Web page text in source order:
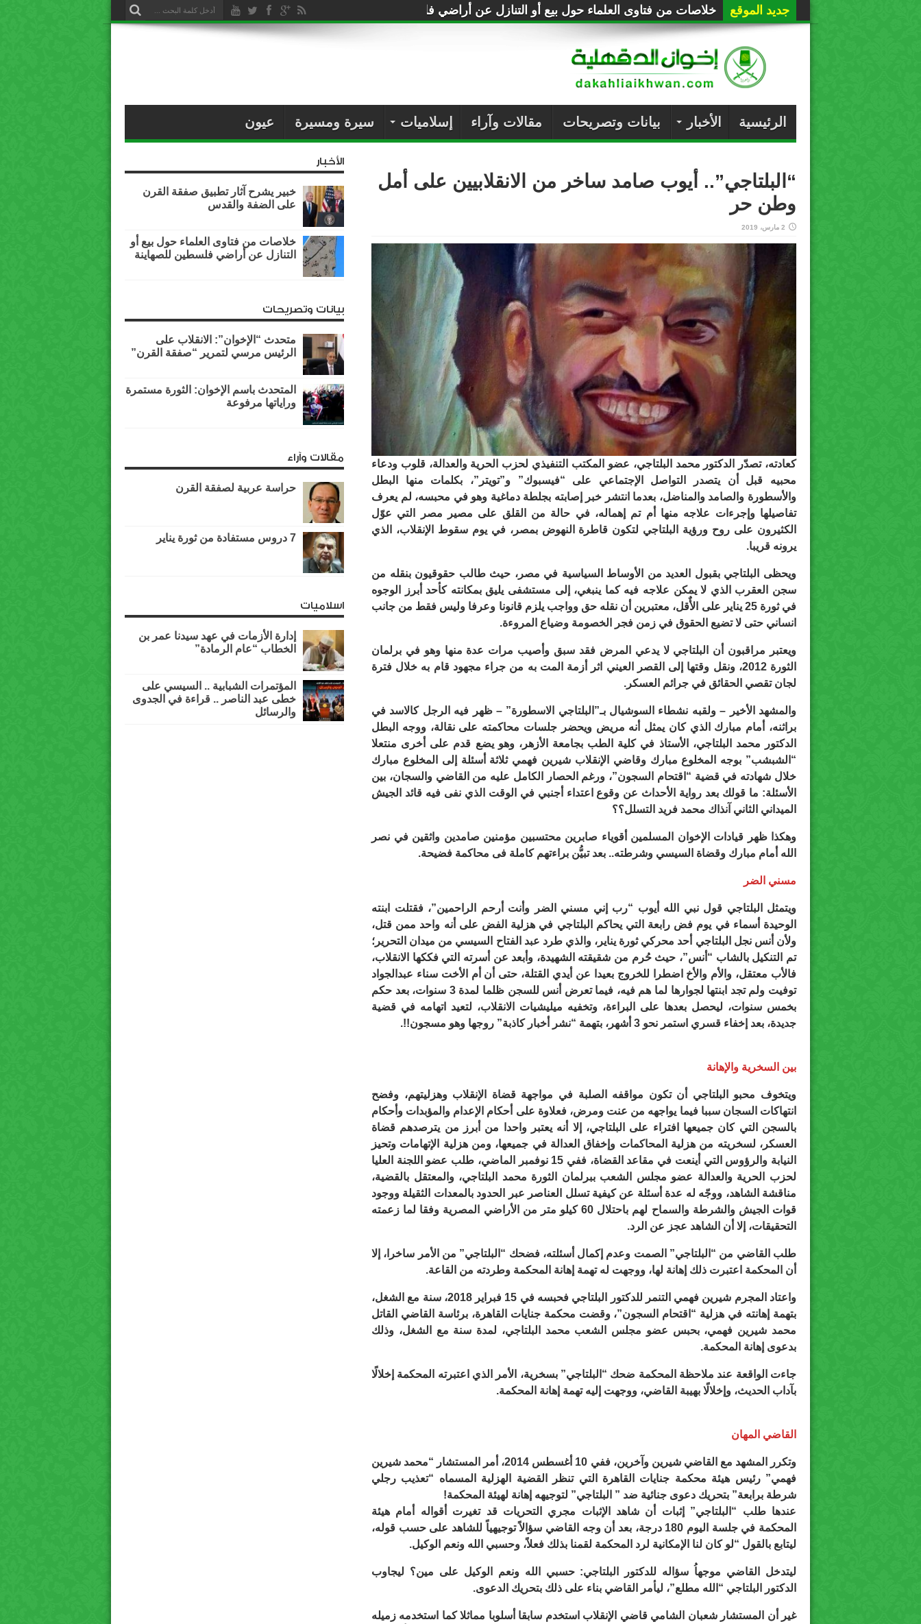
جديد الموقع خلاصات من فتاوى العلماء حول بيع أو التنازل عن أراضي فلسطين للصهاينة
الرئيسية الأخبار بيانات وتصريحات مقالات وآراء إسلاميات سيرة ومسيرة عيون
“البلتاجي”.. أيوب صامد ساخر من الانقلابيين على أمل
وطن حر
2 مارس، 2019
كعادته، تصدّر الدكتور محمد البلتاجي، عضو المكتب التنفيذي لحزب الحرية والعدالة، قلوب ودعاء
محبيه قبل أن يتصدر التواصل الإجتماعي على “فيسبوك” و”تويتر”، بكلمات منها البطل
والأسطورة والصامد والمناضل، بعدما انتشر خبر إصابته بجلطة دماغية وهو في محبسه، لم يعرف
تفاصيلها وإجرءات علاجه منها أم تم إهماله، في حالة من القلق على مصير مصر التي عوّل
الكثيرون على روح ورؤية البلتاجي لتكون قاطرة النهوض بمصر، في يوم سقوط الإنقلاب، الذي
يرونه قريبا.
ويحظى البلتاجي بقبول العديد من الأوساط السياسية في مصر، حيث طالب حقوقيون بنقله من
سجن العقرب الذي لا يمكن علاجه فيه كما ينبغي، إلى مستشفى يليق بمكانته كأحد أبرز الوجوه
في ثورة 25 يناير على الأٌقل، معتبرين أن نقله حق وواجب يلزم قانونا وعرفا وليس فقط من جانب
انساني حتى لا تضيع الحقوق في زمن فجر الخصومة وضياع المروءة.
ويعتبر مراقبون أن البلتاجي لا يدعي المرض فقد سبق وأصيب مرات عدة منها وهو في برلمان
الثورة 2012، ونقل وقتها إلى القصر العيني اثر أزمة المت به من جراء مجهود قام به خلال فترة
لجان تقصي الحقائق في جرائم العسكر.
والمشهد الأخير – ولقبه نشطاء السوشيال بـ”البلتاجي الاسطورة” – ظهر فيه الرجل كالاسد في
براثنه، أمام مبارك الذي كان يمثل أنه مريض ويحضر جلسات محاكمته على نقالة، ووجه البطل
الدكتور محمد البلتاجي، الأستاذ في كلية الطب بجامعة الأزهر، وهو يضع قدم على أخرى منتعلا
“الشبشب” بوجه المخلوع مبارك وقاضي الإنقلاب شيرين فهمي ثلاثة أسئلة إلى المخلوع مبارك
خلال شهادته في قضية “اقتحام السجون”، ورغم الحصار الكامل عليه من القاضي والسجان، بين
الأسئلة: ما قولك بعد رواية الأحداث عن وقوع اعتداء أجنبي في الوقت الذي نفى فيه قائد الجيش
الميداني الثاني آنذاك محمد فريد التسلل؟؟
وهكذا ظهر قيادات الإخوان المسلمين أقوياء صابرين محتسبين مؤمنين صامدين واثقين في نصر
الله أمام مبارك وقضاة السيسي وشرطته.. بعد تبيُّن براءتهم كاملة فى محاكمة فضيحة.
مسني الضر
ويتمثل البلتاجي قول نبي الله أيوب “رب إني مسني الضر وأنت أرحم الراحمين”، فقتلت ابنته
الوحيدة أسماء في يوم فض رابعة التي يحاكم البلتاجي في هزلية الفض على أنه واحد ممن قتل،
ولأن أنس نجل البلتاجي أحد محركي ثورة يناير، والذي طرد عبد الفتاح السيسي من ميدان التحرير؛
تم التنكيل بالشاب “أنس”، حيث حُرم من شقيقته الشهيدة، وأبعد عن أسرته التي فككها الانقلاب،
فالأب معتقل، والأم والأخ اضطرا للخروج بعيدا عن أيدي القتلة، حتى أن أم الأخت سناء عبدالجواد
توفيت ولم تجد ابنتها لجوارها لما هم فيه، فيما تعرض أنس للسجن ظلما لمدة 3 سنوات، بعد حكم
بخمس سنوات، ليحصل بعدها على البراءة، وتخفيه ميليشيات الانقلاب، لتعيد اتهامه في قضية
جديدة، بعد إخفاء قسري استمر نحو 3 أشهر، بتهمة “نشر أخبار كاذبة” روجها وهو مسجون!!.
بين السخرية والإهانة
ويتخوف محبو البلتاجي أن تكون مواقفه الصلبة في مواجهة قضاة الإنقلاب وهزليتهم، وفضح
انتهاكات السجان سببا فيما يواجهه من عنت ومرض، فعلاوة على أحكام الإعدام والمؤبدات وأحكام
بالسجن التي كان جميعها افتراء على البلتاجي، إلا أنه يعتبر واحدا من أبرز من يترصدهم قضاة
العسكر، لسخريته من هزلية المحاكمات وإخفاق العدالة في جميعها، ومن هزلية الإتهامات وتحيز
النيابة والرؤوس التي أينعت في مقاعد القضاة، ففي 15 نوفمبر الماضي، طلب عضو اللجنة العليا
لحزب الحرية والعدالة عضو مجلس الشعب ببرلمان الثورة محمد البلتاجي، والمعتقل بالقضية،
مناقشة الشاهد، ووجّه له عدة أسئلة عن كيفية تسلل العناصر عبر الحدود بالمعدات الثقيلة ووجود
قوات الجيش والشرطة والسماح لهم باحتلال 60 كيلو متر من الأراضي المصرية وفقا لما زعمته
التحقيقات، إلا أن الشاهد عجز عن الرد.
طلب القاضي من “البلتاجي” الصمت وعدم إكمال أسئلته، فضحك “البلتاجي” من الأمر ساخرا، إلا
أن المحكمة اعتبرت ذلك إهانة لها، ووجهت له تهمة إهانة المحكمة وطردته من القاعة.
واعتاد المجرم شيرين فهمي التنمر للدكتور البلتاجي فحبسه في 15 فبراير 2018، سنة مع الشغل،
بتهمة إهانته في هزلية “اقتحام السجون”، وقضت محكمة جنايات القاهرة، برئاسة القاضي القاتل
محمد شيرين فهمي، بحبس عضو مجلس الشعب محمد البلتاجي، لمدة سنة مع الشغل، وذلك
بدعوى إهانة المحكمة.
جاءت الواقعة عند ملاحظة المحكمة ضحك “البلتاجي” بسخرية، الأمر الذي اعتبرته المحكمة إخلالًا
بآداب الحديث، وإخلالًا بهيبة القاضي، ووجهت إليه تهمة إهانة المحكمة.
القاضي المهان
وتكرر المشهد مع القاضي شيرين وآخرين، ففي 10 أغسطس 2014، أمر المستشار “محمد شيرين
فهمي” رئيس هيئة محكمة جنايات القاهرة التي تنظر القضية الهزلية المسماه “تعذيب رجلي
شرطة برابعة” بتحريك دعوى جنائية ضد ” البلتاجي” لتوجيهه إهانة لهيئة المحكمة!
عندها طلب “البلتاجي” إثبات أن شاهد الإثبات مجري التحريات قد تغيرت أقواله أمام هيئة
المحكمة في جلسة اليوم 180 درجة، بعد أن وجه القاضي سؤالاً توجيهياً للشاهد على حسب قوله،
ليتابع بالقول “لو كان لنا الإمكانية لرد المحكمة لقمنا بذلك فعلاً، وحسبي الله ونعم الوكيل.
ليتدخل القاضي موجهاُ سؤاله للدكتور البلتاجي: حسبي الله ونعم الوكيل على مين؟ ليجاوب
الدكتور البلتاجي “الله مطلع”، ليأمر القاضي بناء على ذلك بتحريك الدعوى.
غير أن المستشار شعبان الشامي قاضي الإنقلاب استخدم سابقا أسلوبا مماثلا كما استخدمه زميله
الأخبار
خبير يشرح آثار تطبيق صفقة القرن
على الضفة والقدس
خلاصات من فتاوى العلماء حول بيع أو
التنازل عن أراضي فلسطين للصهاينة
بيانات وتصريحات
متحدث “الإخوان”: الانقلاب على
الرئيس مرسي لتمرير “صفقة القرن”
المتحدث باسم الإخوان: الثورة مستمرة
وراياتها مرفوعة
مقالات وآراء
حراسة عربية لصفقة القرن
7 دروس مستفادة من ثورة يناير
اسلاميات
إدارة الأزمات في عهد سيدنا عمر بن
الخطاب “عام الرمادة”
المؤتمرات الشبابية .. السيسي على
خطى عبد الناصر .. قراءة في الجدوى
والرسائل